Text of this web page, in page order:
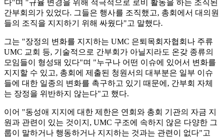
다"며 "규율 변경을 위해 적극적으로 로비 활동을 하는 조직된
간부회의가 있었다. 그들은 행사를 조직했고, 총회에서 대의원
들의 조직을 지지하기 위해 싸웠다"고 말했다.
그는 "장정의 변화를 지지하는 UMC 은퇴목회자협회나 주류
UMC 교회 등, 기술적으로 간부회가 아닐지라도 온갖 종류의
모임들이 형성돼 있다"며 "누구나 어떤 이슈에 있어서 변화를
지지할 수 있고, 총회에 제출된 청원서의 대부분은 일부 이슈
들에 대한 일종의 변화를 촉구하고 있기 때문에, 간부회 자체
는 장정을 위반하지 않는다"고 했다.
이어 "동성애 지지에 대한 제한은 연회와 총회 기관의 자금 지
원과 관련이 있는 것이지, UMC 구조에 속하지 않은 다양한 그
룹이 말하거나 행동하거나 지지하는 것과는 관련이 없다"고